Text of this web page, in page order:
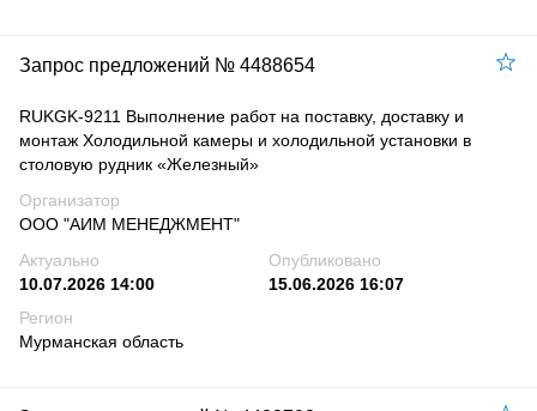
Запрос предложений № 4488654
RUKGK-9211 Выполнение работ на поставку, доставку и
монтаж Холодильной камеры и холодильной установки в
столовую рудник «Железный»
Организатор
ООО "АИМ МЕНЕДЖМЕНТ"
Актуально
10.07.2026 14:00
Опубликовано
15.06.2026 16:07
Регион
Мурманская область